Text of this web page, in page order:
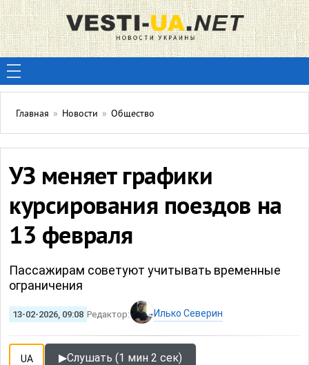
Главная » Новости » Общество
УЗ меняет графики
курсирования поездов на
13 февраля
Пассажирам советуют учитывать временные
ограничения
13-02-2026, 09:08 Редактор: Илько Северин
UA ▶Слушать (1 мин 2 сек)